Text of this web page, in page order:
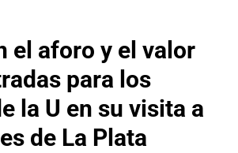
el aforo y el valor
para los
la U en su visita a
de La Plata